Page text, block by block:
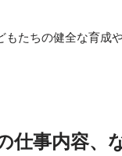
もたちの健全な育成
仕事内容、